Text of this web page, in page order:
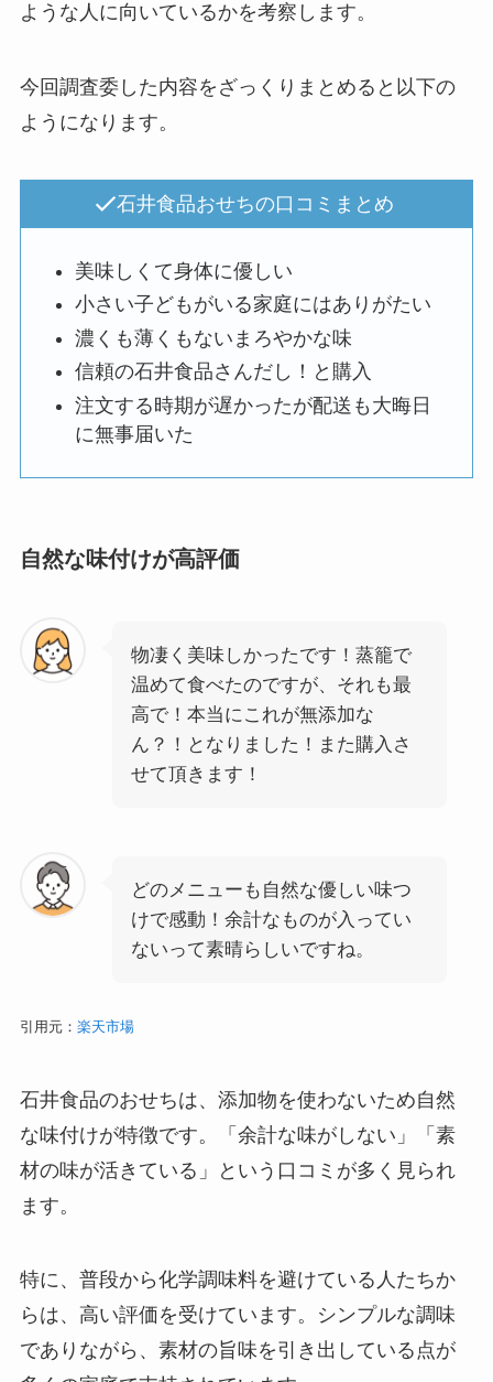
ような人に向いているかを考察します。
今回調査委した内容をざっくりまとめると以下の
ようになります。
石井食品おせちの口コミまとめ
美味しくて身体に優しい
小さい子どもがいる家庭にはありがたい
濃くも薄くもないまろやかな味
信頼の石井食品さんだし！と購入
注文する時期が遅かったが配送も大晦日
に無事届いた
自然な味付けが高評価
物凄く美味しかったです！蒸籠で
温めて食べたのですが、それも最
高で！本当にこれが無添加な
ん？！となりました！また購入さ
せて頂きます！
どのメニューも自然な優しい味つ
けで感動！余計なものが入ってい
ないって素晴らしいですね。
引用元： 楽天市場
石井食品のおせちは、添加物を使わないため自然
な味付けが特徴です。「余計な味がしない」「素
材の味が活きている」という口コミが多く見られ
ます。
特に、普段から化学調味料を避けている人たちか
らは、高い評価を受けています。シンプルな調味
でありながら、素材の旨味を引き出している点が